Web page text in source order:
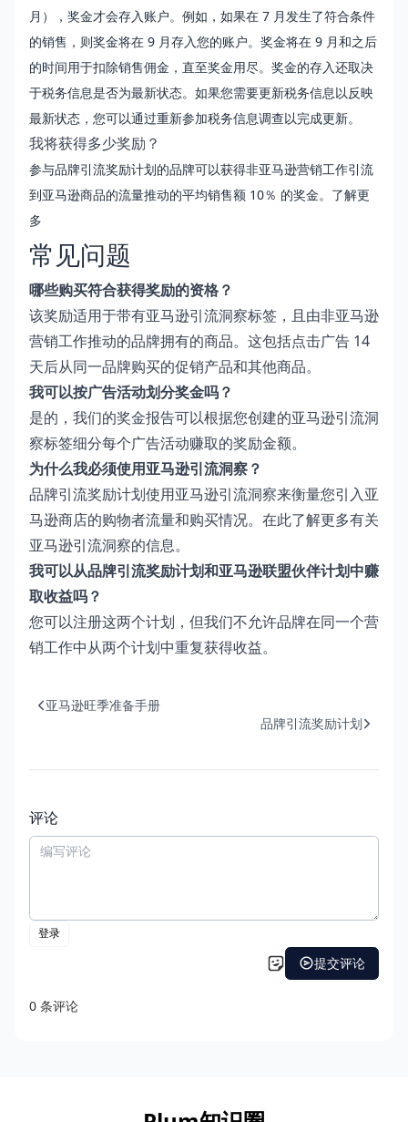
月），奖金才会存入账户。例如，如果在 7 月发生了符合条件
的销售，则奖金将在 9 月存入您的账户。奖金将在 9 月和之后
的时间用于扣除销售佣金，直至奖金用尽。奖金的存入还取决
于税务信息是否为最新状态。如果您需要更新税务信息以反映
最新状态，您可以通过重新参加税务信息调查以完成更新。
我将获得多少奖励？
参与品牌引流奖励计划的品牌可以获得非亚马逊营销工作引流
到亚马逊商品的流量推动的平均销售额 10％ 的奖金。 了解更
多
常见问题
哪些购买符合获得奖励的资格？
该奖励适用于带有亚马逊引流洞察标签，且由非亚马逊
营销工作推动的品牌拥有的商品。这包括点击广告 14
天后从同一品牌购买的促销产品和其他商品。
我可以按广告活动划分奖金吗？
是的，我们的奖金报告可以根据您创建的亚马逊引流洞
察标签细分每个广告活动赚取的奖励金额。
为什么我必须使用亚马逊引流洞察？
品牌引流奖励计划使用亚马逊引流洞察来衡量您引入亚
马逊商店的购物者流量和购买情况。 在此了解更多有关
亚马逊引流洞察的信息。
我可以从品牌引流奖励计划和亚马逊联盟伙伴计划中赚
取收益吗？
您可以注册这两个计划，但我们不允许品牌在同一个营
销工作中从两个计划中重复获得收益。
亚马逊旺季准备手册
品牌引流奖励计划
评论